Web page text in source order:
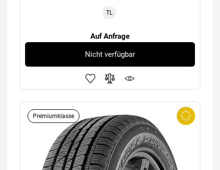
TL
Auf Anfrage
Nicht verfügbar
Premiumklasse